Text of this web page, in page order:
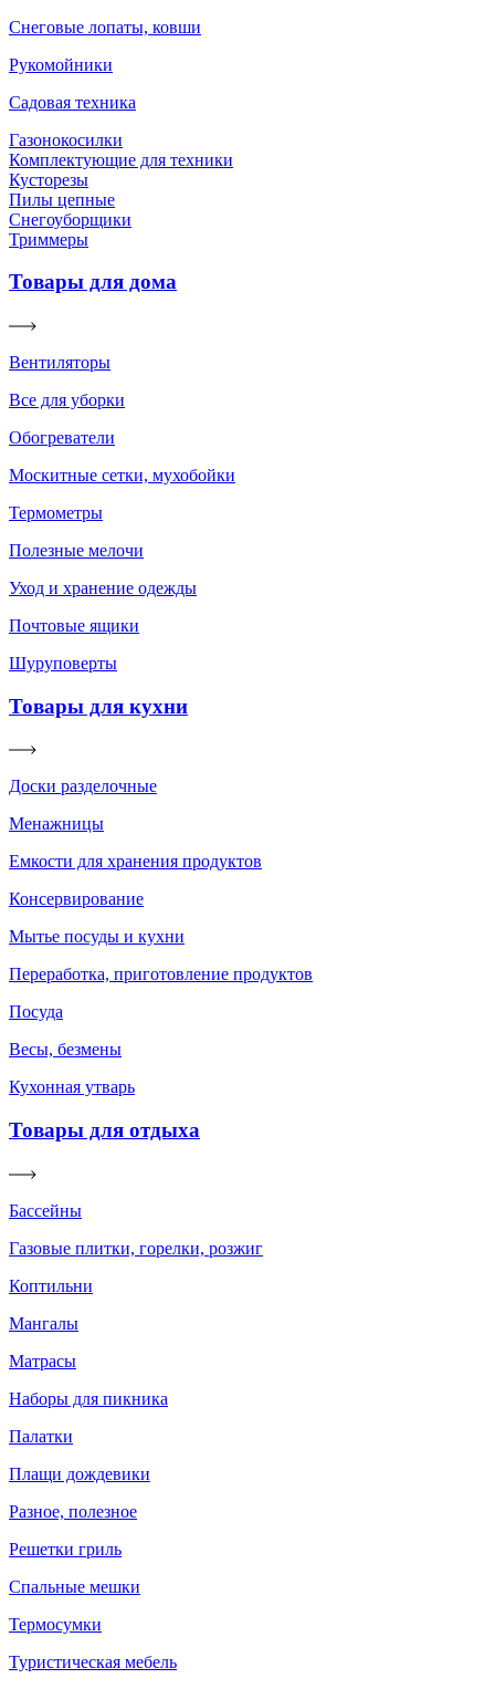
Снеговые лопаты, ковши
Рукомойники
Садовая техника
Газонокосилки
Комплектующие для техники
Кусторезы
Пилы цепные
Снегоуборщики
Триммеры
Товары для дома
Вентиляторы
Все для уборки
Обогреватели
Москитные сетки, мухобойки
Термометры
Полезные мелочи
Уход и хранение одежды
Почтовые ящики
Шуруповерты
Товары для кухни
Доски разделочные
Менажницы
Емкости для хранения продуктов
Консервирование
Мытье посуды и кухни
Переработка, приготовление продуктов
Посуда
Весы, безмены
Кухонная утварь
Товары для отдыха
Бассейны
Газовые плитки, горелки, розжиг
Коптильни
Мангалы
Матрасы
Наборы для пикника
Палатки
Плащи дождевики
Разное, полезное
Решетки гриль
Спальные мешки
Термосумки
Туристическая мебель